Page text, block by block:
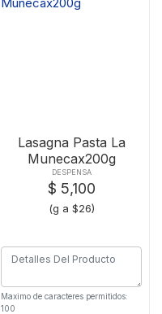
Lasagna Pasta La
Munecax200g
DESPENSA
$ 5,100
(g a $26)
Maximo de caracteres permitidos:
100